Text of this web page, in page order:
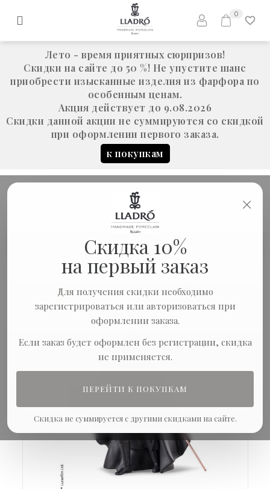
Лето - время приятных сюрпризов!
Скидки на сайте до 50 %! Не упустите шанс
приобрести изысканные изделия из фарфора по
особенным ценам.
Акция действует до 9.08.2026
Скидки данной акции не суммируются со скидкой
при оформлении первого заказа.
к покупкам
0
×
Скидка 10%
на первый заказ
Для получения скидки необходимо
зарегистрироваться или авторизоваться при
оформлении заказа.
Если заказ будет оформлен без регистрации, скидка
не применяется.
ПЕРЕЙТИ К ПОКУПКАМ
Скидка не суммируется с другими скидками на сайте.
Скульптура "Дарт Вейдер ™"
(черный матовый)